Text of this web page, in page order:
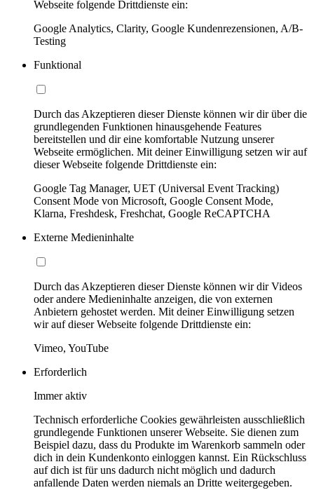
Webseite folgende Drittdienste ein:
Google Analytics, Clarity, Google Kundenrezensionen, A/B-
Testing
Funktional
Durch das Akzeptieren dieser Dienste können wir dir über die
grundlegenden Funktionen hinausgehende Features
bereitstellen und dir eine komfortable Nutzung unserer
Webseite ermöglichen. Mit deiner Einwilligung setzen wir auf
dieser Webseite folgende Drittdienste ein:
Google Tag Manager, UET (Universal Event Tracking)
Consent Mode von Microsoft, Google Consent Mode,
Klarna, Freshdesk, Freshchat, Google ReCAPTCHA
Externe Medieninhalte
Durch das Akzeptieren dieser Dienste können wir dir Videos
oder andere Medieninhalte anzeigen, die von externen
Anbietern gehostet werden. Mit deiner Einwilligung setzen
wir auf dieser Webseite folgende Drittdienste ein:
Vimeo, YouTube
Erforderlich
Immer aktiv
Technisch erforderliche Cookies gewährleisten ausschließlich
grundlegende Funktionen unserer Webseite. Sie dienen zum
Beispiel dazu, dass du Produkte im Warenkorb sammeln oder
dich in dein Kundenkonto einloggen kannst. Ein Rückschluss
auf dich ist für uns dadurch nicht möglich und dadurch
anfallende Daten werden niemals an Dritte weitergegeben.